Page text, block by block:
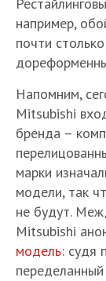
например,
почти
Напомним,
Mitsubishi
бренда –
марки
модели, так
не будут.
Mitsubishi
модель: судя